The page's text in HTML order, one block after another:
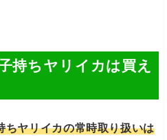
持ちヤリイカは買え
ちヤリイカの常時取り扱いは